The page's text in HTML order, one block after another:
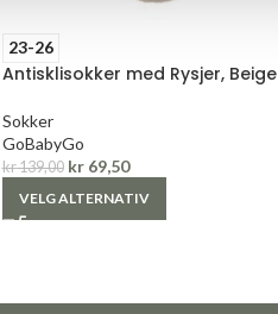
23-26
Antisklisokker med Rysjer, Beige
Sokker
GoBabyGo
kr139,00 kr69,50
VELG ALTERNATIV